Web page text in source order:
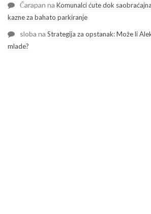
Čarapan na Komunalci ćute dok
kazne za bahato parkiranje
sloba na Strategija za opstanak: Može li
mlade?